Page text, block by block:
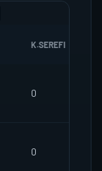
K.SEREFI
0
0